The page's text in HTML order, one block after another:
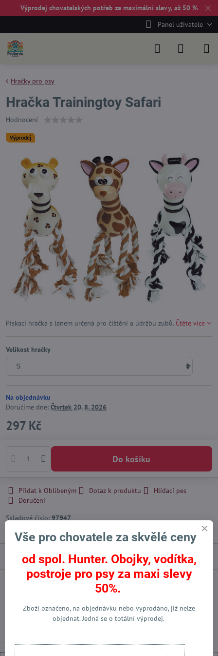
✕
Výprodej chovatelských potřeb za maximální slevy, až 50 %
Panel uživatele
Výprodej
Hračky pro psy
Hračka Trainingtoy Safari
Hodnocení
Pískací hračka s lanem určená pro čištění a údržbu zubů. Čtěte více
Velikost hračky
Na objednávku
Doručíme dne: Čtvrtek 20. 8. 2026
297 Kč
Do košíku
Přidat k Oblíbeným Dotaz k produktu
Hlídací pes
Doručení
Skladové číslo: 97947
Popis
BlueskyPinterestReddit
Předchozí produkt Následující produkt
Vše pro chovatele za skvělé ceny
od spol. Hunter. Obojky, vodítka,
postroje pro psy za maxi slevy
50%.
Zboží označeno, na objednávku nebo vyprodáno, již nelze
objednat. Jedná se o totální výprodej.